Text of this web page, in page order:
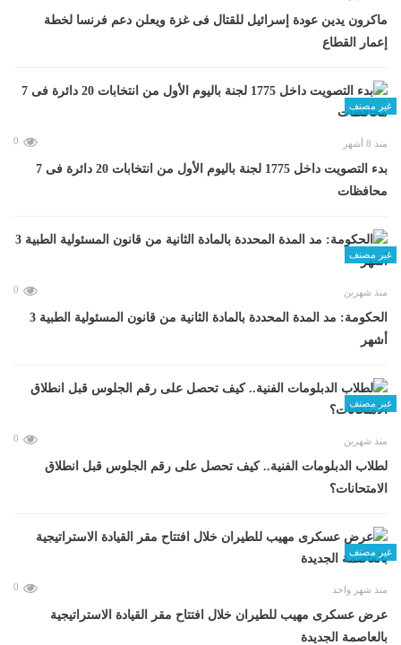
ماكرون يدين عودة إسرائيل للقتال فى غزة ويعلن دعم فرنسا لخطة
إعمار القطاع
غير مصنف
منذ 8 أشهر 0
بدء التصويت داخل 1775 لجنة باليوم الأول من انتخابات 20 دائرة فى 7
محافظات
غير مصنف
منذ شهرين 0
الحكومة: مد المدة المحددة بالمادة الثانية من قانون المسئولية الطبية 3
أشهر
غير مصنف
منذ شهرين 0
لطلاب الدبلومات الفنية.. كيف تحصل على رقم الجلوس قبل انطلاق
الامتحانات؟
غير مصنف
منذ شهر واحد 0
عرض عسكرى مهيب للطيران خلال افتتاح مقر القيادة الاستراتيجية
بالعاصمة الجديدة